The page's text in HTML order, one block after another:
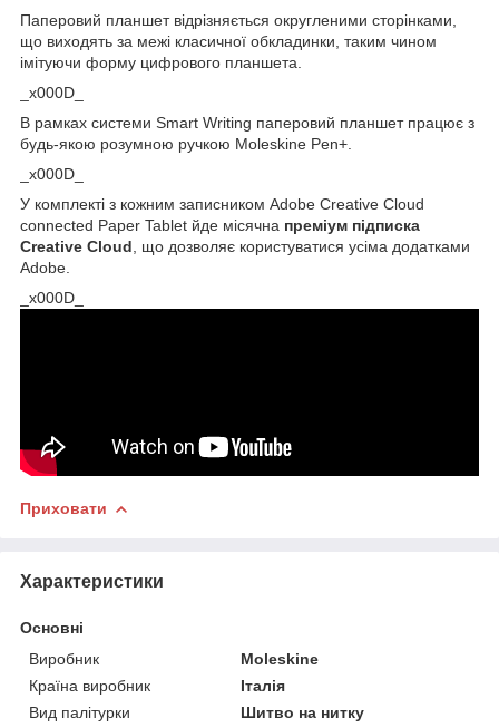
Паперовий планшет відрізняється округленими сторінками,
що виходять за межі класичної обкладинки, таким чином
імітуючи форму цифрового планшета.
_x000D_
В рамках системи Smart Writing паперовий планшет працює з
будь-якою розумною ручкою Moleskine Pen+.
_x000D_
У комплекті з кожним записником Adobe Creative Cloud
connected Paper Tablet йде місячна преміум підписка
Creative Cloud , що дозволяє користуватися усіма додатками
Adobe.
_x000D_
Приховати
Характеристики
Основні
Виробник
Moleskine
Країна виробник
Італія
Вид палітурки
Шитво на нитку